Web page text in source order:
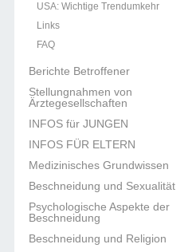
USA: Wichtige Trendumkehr
Links
FAQ
Berichte Betroffener
Stellungnahmen von
Ärztegesellschaften
INFOS für JUNGEN
INFOS FÜR ELTERN
Medizinisches Grundwissen
Beschneidung und Sexualität
Psychologische Aspekte der
Beschneidung
Beschneidung und Religion